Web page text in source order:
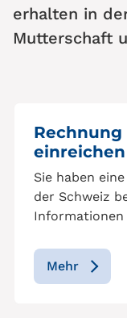
erhalten in
Mutterschaft
einreichen
Sie haben
der Schweiz
Informationen
Mehr